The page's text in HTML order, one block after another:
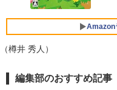
Amazon
生成
（樽井 秀人）
編集部のおすすめ記事